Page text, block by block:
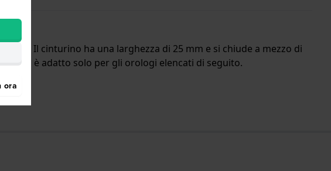
Il cinturino ha una larghezza di 25 mm e si chiude a mezzo di
è adatto solo per gli orologi elencati di seguito.
ora